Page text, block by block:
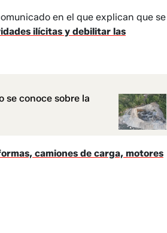
en el que explican que se
ilícitas y debilitar las
se conoce sobre la
camiones de carga, motores